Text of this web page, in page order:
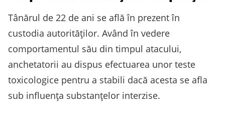
Tânărul de 22 de ani se află în prezent în
custodia autorităților. Având în vedere
comportamentul său din timpul atacului,
anchetatorii au dispus efectuarea unor teste
toxicologice pentru a stabili dacă acesta se afla
sub influența substanțelor interzise.